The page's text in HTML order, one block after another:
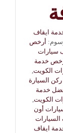
ايقاف
أرخص
سيارات
خدمة
الكويت
السيارة
خدمة
الكويت
أون
السيارات
ايقاف